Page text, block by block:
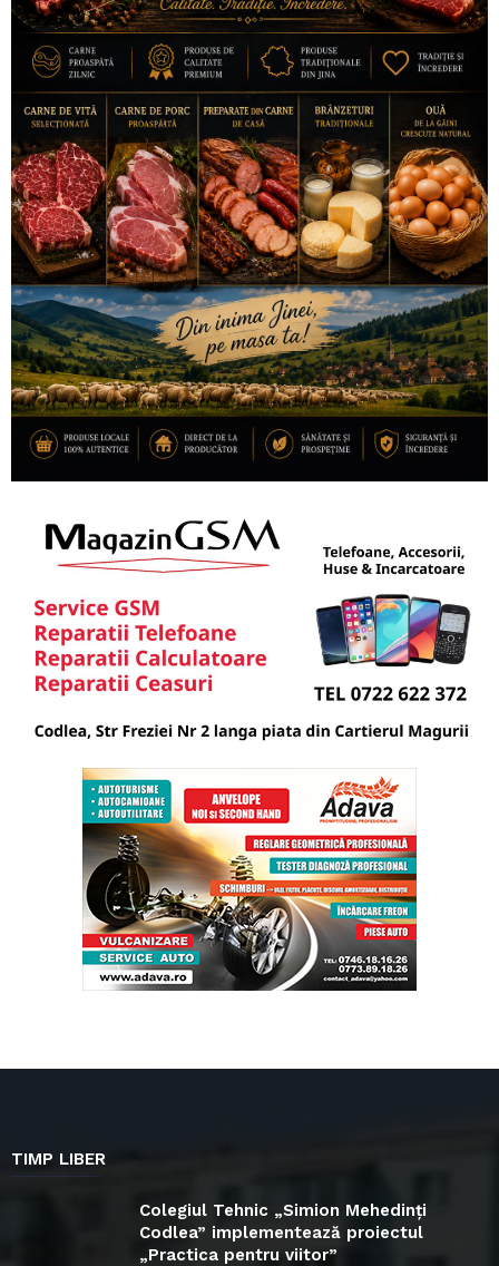
TIMP LIBER
Colegiul Tehnic „Simion Mehedinți
Codlea” implementează proiectul
„Practica pentru viitor”